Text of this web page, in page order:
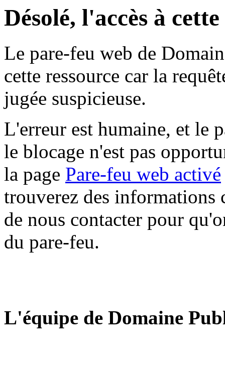
Désolé, l'accès à
Le pare-feu web de
cette ressource car la
jugée suspicieuse.
L'erreur est humaine, et le
le blocage n'est pas
la page Pare-feu web activé
trouverez des informations
de nous contacter pour
du pare-feu.
L'équipe de Domaine